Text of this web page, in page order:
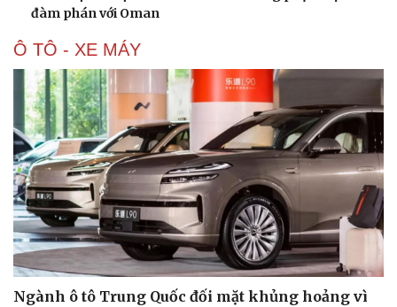
đàm phán với Oman
Ô TÔ - XE MÁY
Ngành ô tô Trung Quốc đối mặt khủng hoảng vì